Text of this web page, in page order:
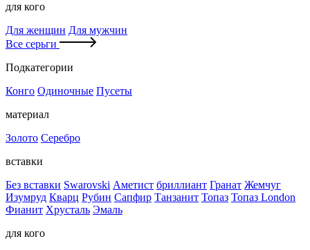
для кого
Для женщин Для мужчин
Все серьги
Подкатегории
Конго Одиночные Пусеты
материал
Золото Серебро
вставки
Без вставки Swarovski Аметист бриллиант Гранат Жемчуг
Изумруд Кварц Рубин Сапфир Танзанит Топаз Топаз London
Фианит Хрусталь Эмаль
для кого